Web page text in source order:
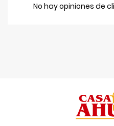
No hay opiniones de